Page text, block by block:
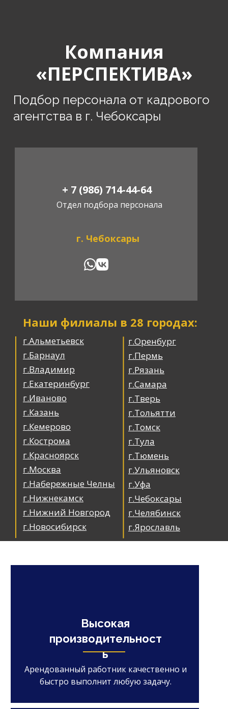
г.Оренбург
г.Пермь
г.Рязань
г.Самара
г.Тверь
г.Тольятти
г.Томск
г.Тула
г.Тюмень
г.Ульяновск
г.Уфа
г.Чебоксары
г.Челябинск
г.Ярославль
г.Альметьевск
г.Барнаул
г.Владимир
г.Екатеринбург
г.Иваново
г.Казань
г.Кемерово
г.Кострома
г.Красноярск
г.Москва
г.Набережные Челны
г.Нижнекамск
г.Нижний Новгород
г.Новосибирск
Наши филиалы в 28 городах:
Высокая
производительност
ь
Арендованный работник качественно и
быстро выполнит любую задачу.
Отдел подбора персонала
+ 7 (986) 714-44-64
г. Чебоксары
Подбор персонала от кадрового
агентства в г. Чебоксары
Компания
«ПЕРСПЕКТИВА»